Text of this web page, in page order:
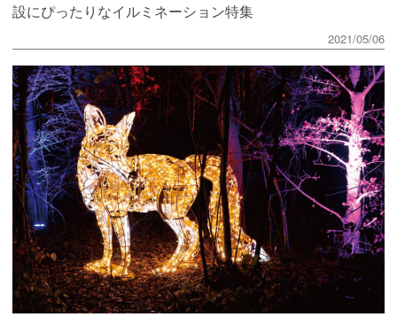
設にぴったりなイルミネーション特集
2021/05/06